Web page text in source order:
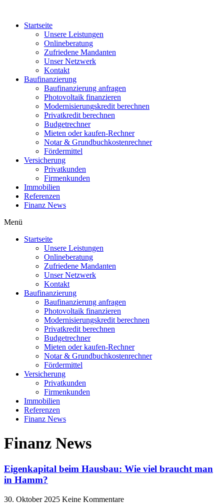
wechselnStartseite
Unsere Leistungen
Onlineberatung
Zufriedene Mandanten
Unser Netzwerk
Kontakt
Baufinanzierung
Baufinanzierung anfragen
Photovoltaik finanzieren
Modernisierungskredit berechnen
Privatkredit berechnen
Budgetrechner
Mieten oder kaufen-Rechner
Notar & Grundbuchkostenrechner
Fördermittel
Versicherung
Privatkunden
Firmenkunden
Immobilien
Referenzen
Finanz News
Menü
Startseite
Unsere Leistungen
Onlineberatung
Zufriedene Mandanten
Unser Netzwerk
Kontakt
Baufinanzierung
Baufinanzierung anfragen
Photovoltaik finanzieren
Modernisierungskredit berechnen
Privatkredit berechnen
Budgetrechner
Mieten oder kaufen-Rechner
Notar & Grundbuchkostenrechner
Fördermittel
Versicherung
Privatkunden
Firmenkunden
Immobilien
Referenzen
Finanz News
Finanz News
Eigenkapital beim Hausbau: Wie viel braucht man
in Hamm?
30. Oktober 2025 Keine Kommentare